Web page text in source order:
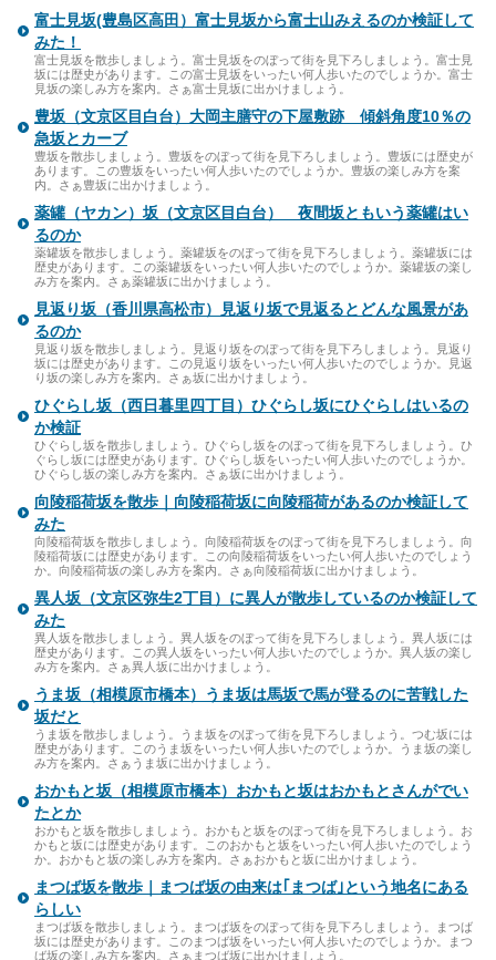
富士見坂(豊島区高田）富士見坂から富士山みえるのか検証して
みた！
富士見坂を散歩しましょう。富士見坂をのぼって街を見下ろしましょう。富士見
坂には歴史があります。この富士見坂をいったい何人歩いたのでしょうか。富士
見坂の楽しみ方を案内。さぁ富士見坂に出かけましょう。
豊坂（文京区目白台）大岡主膳守の下屋敷跡 傾斜角度10％の
急坂とカーブ
豊坂を散歩しましょう。豊坂をのぼって街を見下ろしましょう。豊坂には歴史が
あります。この豊坂をいったい何人歩いたのでしょうか。豊坂の楽しみ方を案
内。さぁ豊坂に出かけましょう。
薬罐（ヤカン）坂（文京区目白台） 夜間坂ともいう薬罐はい
るのか
薬罐坂を散歩しましょう。薬罐坂をのぼって街を見下ろしましょう。薬罐坂には
歴史があります。この薬罐坂をいったい何人歩いたのでしょうか。薬罐坂の楽し
み方を案内。さぁ薬罐坂に出かけましょう。
見返り坂（香川県高松市）見返り坂で見返るとどんな風景があ
るのか
見返り坂を散歩しましょう。見返り坂をのぼって街を見下ろしましょう。見返り
坂には歴史があります。この見返り坂をいったい何人歩いたのでしょうか。見返
り坂の楽しみ方を案内。さぁ坂に出かけましょう。
ひぐらし坂（西日暮里四丁目）ひぐらし坂にひぐらしはいるの
か検証
ひぐらし坂を散歩しましょう。ひぐらし坂をのぼって街を見下ろしましょう。ひ
ぐらし坂には歴史があります。ひぐらし坂をいったい何人歩いたのでしょうか。
ひぐらし坂の楽しみ方を案内。さぁ坂に出かけましょう。
向陵稲荷坂を散歩｜向陵稲荷坂に向陵稲荷があるのか検証して
みた
向陵稲荷坂を散歩しましょう。向陵稲荷坂をのぼって街を見下ろしましょう。向
陵稲荷坂には歴史があります。この向陵稲荷坂をいったい何人歩いたのでしょう
か。向陵稲荷坂の楽しみ方を案内。さぁ向陵稲荷坂に出かけましょう。
異人坂（文京区弥生2丁目）に異人が散歩しているのか検証して
みた
異人坂を散歩しましょう。異人坂をのぼって街を見下ろしましょう。異人坂には
歴史があります。この異人坂をいったい何人歩いたのでしょうか。異人坂の楽し
み方を案内。さぁ異人坂に出かけましょう。
うま坂（相模原市橋本）うま坂は馬坂で馬が登るのに苦戦した
坂だと
うま坂を散歩しましょう。うま坂をのぼって街を見下ろしましょう。つむ坂には
歴史があります。このうま坂をいったい何人歩いたのでしょうか。うま坂の楽し
み方を案内。さぁうま坂に出かけましょう。
おかもと坂（相模原市橋本）おかもと坂はおかもとさんがでい
たとか
おかもと坂を散歩しましょう。おかもと坂をのぼって街を見下ろしましょう。お
かもと坂には歴史があります。このおかもと坂をいったい何人歩いたのでしょう
か。おかもと坂の楽しみ方を案内。さぁおかもと坂に出かけましょう。
まつば坂を散歩｜まつば坂の由来は｢まつば｣という地名にある
らしい
まつば坂を散歩しましょう。まつば坂をのぼって街を見下ろしましょう。まつば
坂には歴史があります。このまつば坂をいったい何人歩いたのでしょうか。まつ
ば坂の楽しみ方を案内。さぁまつば坂に出かけましょう。